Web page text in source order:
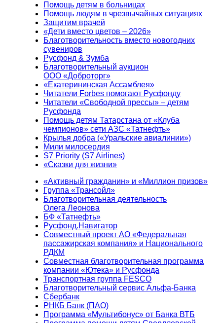
Помощь детям в больницах
Помощь людям в чрезвычайных ситуациях
Защитим врачей
«Дети вместо цветов – 2026»
Благотворительность вместо новогодних
сувениров
Русфонд & Зумба
Благотворительный аукцион
ООО «Доброторг»
«Екатерининская Ассамблея»
Читатели Forbes помогают Русфонду
Читатели «Свободной прессы» – детям
Русфонда
Помощь детям Татарстана от «Клуба
чемпионов» сети АЗС «Татнефть»
Крылья добра («Уральские авиалинии»)
Мили милосердия
S7 Priority (S7 Airlines)
«Сказки для жизни»
«Активный гражданин» и «Миллион призов»
Группа «Трансойл»
Благотворительная деятельность
Олега Леонова
БФ «Татнефть»
Русфонд.Навигатор
Совместный проект АО «Федеральная
пассажирская компания» и Национального
РДКМ
Совместная благотворительная программа
компании «Ютека» и Русфонда
Транспортная группа FESCO
Благотворительный сервис Альфа-Банка
Сбербанк
РНКБ Банк (ПАО)
Программа «Мультибонус» от Банка ВТБ